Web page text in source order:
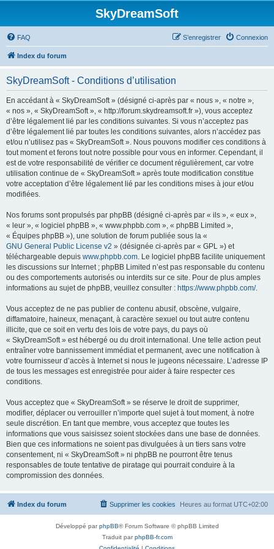
SkyDreamSoft
FAQ Connexion
S’enregistrer
Index du forum
SkyDreamSoft - Conditions d’utilisation
En accédant à « SkyDreamSoft » (désigné ci-après par « nous », « notre »,
« nos », « SkyDreamSoft », « http://forum.skydreamsoft.fr »), vous acceptez
d’être légalement lié par les conditions suivantes. Si vous n’acceptez pas
d’être légalement lié par toutes les conditions suivantes, alors n’accédez pas
et/ou n’utilisez pas « SkyDreamSoft ». Nous pouvons modifier ces conditions à
tout moment et ferons tout notre possible pour vous en informer. Cependant, il
est de votre responsabilité de vérifier ce document régulièrement, car votre
utilisation continue de « SkyDreamSoft » après toute modification constitue
votre acceptation d’être légalement lié par les conditions mises à jour et/ou
modifiées.
Nos forums sont propulsés par phpBB (désigné ci-après par « ils », « eux »,
« leur », « logiciel phpBB », « www.phpbb.com », « phpBB Limited »,
« Équipes phpBB »), une solution de forum publiée sous la «
GNU General Public License v2 » (désignée ci-après par « GPL ») et
téléchargeable depuis www.phpbb.com. Le logiciel phpBB facilite uniquement
les discussions sur Internet ; phpBB Limited n’est pas responsable du contenu
ou des comportements autorisés ou interdits sur ce site. Pour de plus amples
informations au sujet de phpBB, veuillez consulter : https://www.phpbb.com/.
Vous acceptez de ne pas publier de contenu abusif, obscène, vulgaire,
diffamatoire, haineux, menaçant, à caractère sexuel ou tout autre contenu
illicite, que ce soit en vertu des lois de votre pays, du pays où
« SkyDreamSoft » est hébergé ou du droit international. Une telle action peut
entraîner votre bannissement immédiat et permanent, avec une notification à
votre fournisseur d’accès à Internet si nous le jugeons nécessaire. L’adresse IP
de tous les messages est enregistrée pour aider à faire respecter ces
conditions.
Vous acceptez que « SkyDreamSoft » se réserve le droit de supprimer,
modifier, déplacer ou verrouiller n’importe quel sujet à tout moment, à notre
seule discrétion. En tant que membre, vous acceptez que toutes les
informations que vous saisissez soient stockées dans une base de données.
Bien que ces informations ne soient pas divulguées à un tiers sans votre
consentement, ni « SkyDreamSoft » ni phpBB ne pourront être tenus
responsables de toute tentative de piratage qui pourrait conduire à la
compromission des données.
Index du forum Heures au format UTC+02:00
Supprimer les cookies
Développé parphpBB® Forum Software © phpBB Limited
Traduit parphpBB-fr.com